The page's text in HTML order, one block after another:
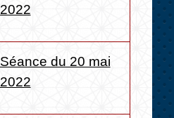
2022
Séance du 20 mai
2022